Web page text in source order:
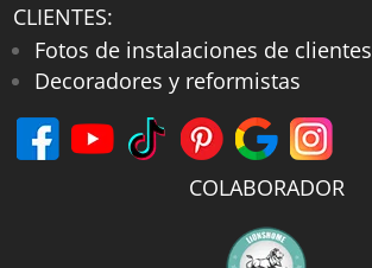
CLIENTES:
Fotos de instalaciones de clientes
Decoradores y reformistas
COLABORADOR